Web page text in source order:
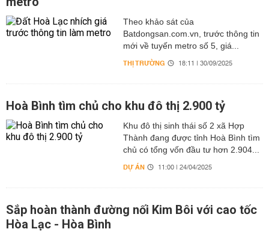
Theo khảo sát của
Batdongsan.com.vn, trước thông tin
mới về tuyến metro số 5, giá...
THỊ TRƯỜNG 18:11 | 30/09/2025
Hoà Bình tìm chủ cho khu đô thị 2.900 tỷ
Khu đô thị sinh thái số 2 xã Hợp
Thành đang được tỉnh Hoà Bình tìm
chủ có tổng vốn đầu tư hơn 2.904...
DỰ ÁN 11:00 | 24/04/2025
Sắp hoàn thành đường nối Kim Bôi với cao tốc
Hòa Lạc - Hòa Bình